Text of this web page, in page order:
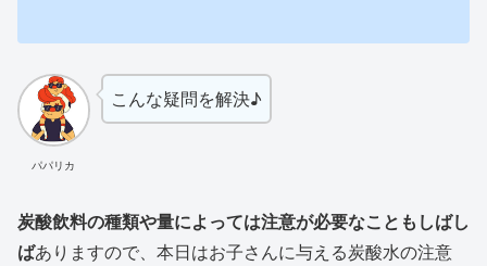
パパリカ
こんな疑問を解決♪
炭酸飲料の種類や量によっては注意が必要なこともしばし
ばありますので、本日はお子さんに与える炭酸水の注意